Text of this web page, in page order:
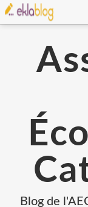
Blog de